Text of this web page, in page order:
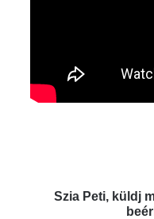
Szia Peti, küldj